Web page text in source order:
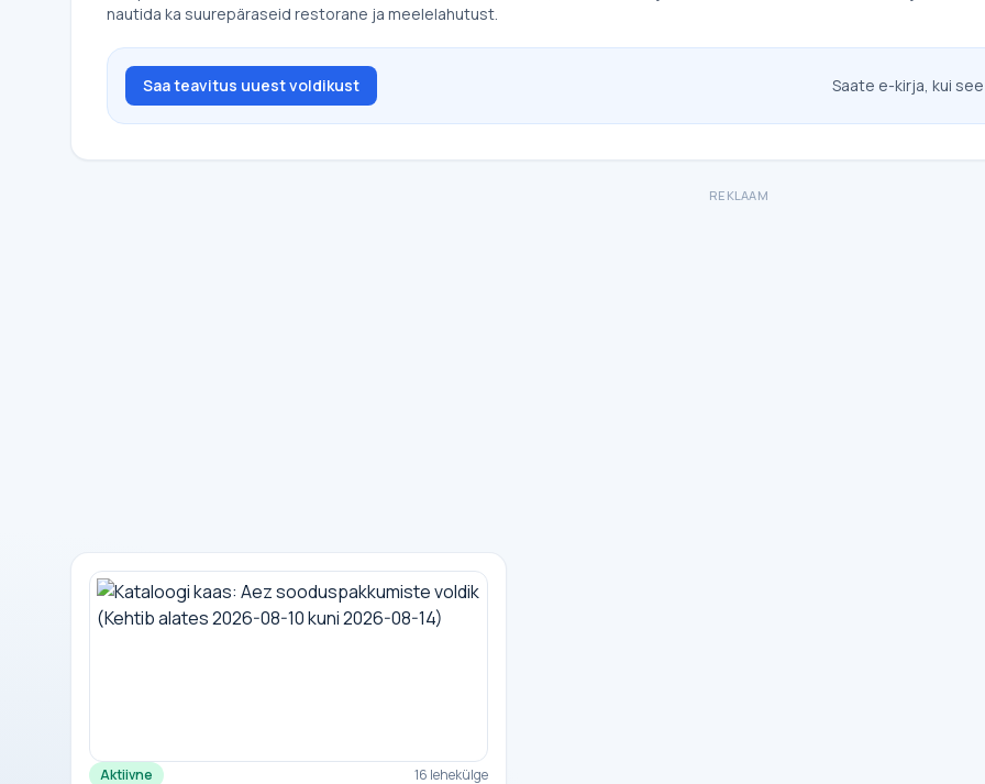
nautida ka suurepäraseid restorane ja meelelahutust.
Saa teavitus uuest voldikust Saate e-kirja, kui
REKLAAM
Aktiivne 16 lehekülge